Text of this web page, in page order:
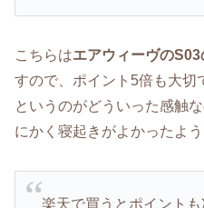
こちらはエアウィーヴのS03
すので、ポイント5倍も大
というのがどういった感触
にかく寝起きがよかったよ
楽天で買うとポイント